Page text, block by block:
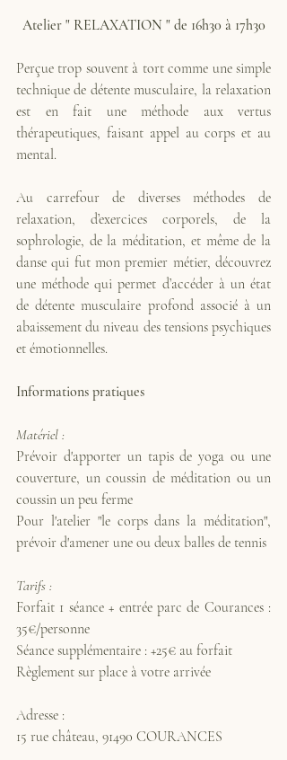
Atelier " RELAXATION " de 16h30 à 17h30
Perçue trop souvent à tort comme une simple
technique de détente musculaire, la relaxation
est en fait une méthode aux vertus
thérapeutiques, faisant appel au corps et au
mental.
Au carrefour de diverses méthodes de
relaxation, d’exercices corporels, de la
sophrologie, de la méditation, et même de la
danse qui fut mon premier métier, découvrez
une méthode qui permet d’accéder à un état
de détente musculaire profond associé à un
abaissement du niveau des tensions psychiques
et émotionnelles.
Informations pratiques
Matériel :
Prévoir d'apporter un tapis de yoga ou une
couverture, un coussin de méditation ou un
coussin un peu ferme
Pour l'atelier "le corps dans la méditation",
prévoir d'amener une ou deux balles de tennis
Tarifs :
Forfait 1 séance + entrée parc de Courances :
35€/personne
Séance supplémentaire : +25€ au forfait
Règlement sur place à votre arrivée
Adresse :
15 rue château, 91490 COURANCES